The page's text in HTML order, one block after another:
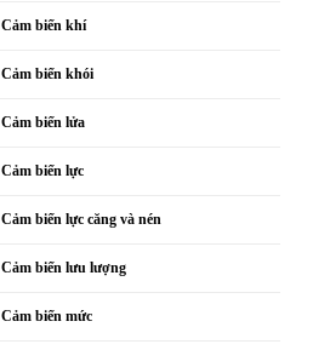
Cảm biến khí
Cảm biến khói
Cảm biến lửa
Cảm biến lực
Cảm biến lực căng và nén
Cảm biến lưu lượng
Cảm biến mức